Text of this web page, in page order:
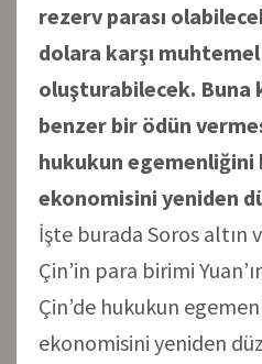
rezerv parası
dolara karşı
oluşturabilecek. Buna
benzer bir ödün
hukukun
ekonomisini yeniden
İşte burada Soros altın
Çin’in para birimi
Çin’de hukukun
ekonomisini yeniden